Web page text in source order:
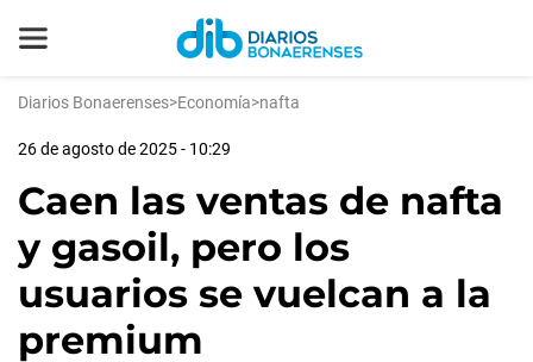
Diarios Bonaerenses>Economía>nafta
26 de agosto de 2025 - 10:29
Caen las ventas de nafta
y gasoil, pero los
usuarios se vuelcan a la
premium